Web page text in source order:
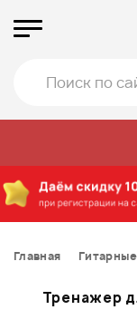
Главная
Тренажер